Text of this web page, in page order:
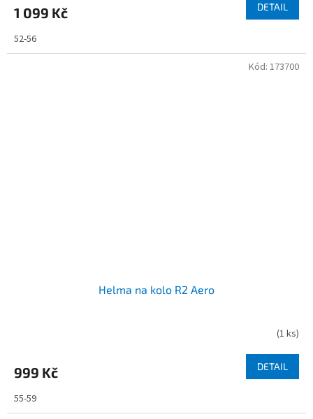
1 099 Kč DETAIL
52-56
Helma na kolo R2 Aero
(1 ks)
999 Kč DETAIL
55-59
Kód: 173700